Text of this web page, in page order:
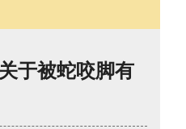
于被蛇咬脚有